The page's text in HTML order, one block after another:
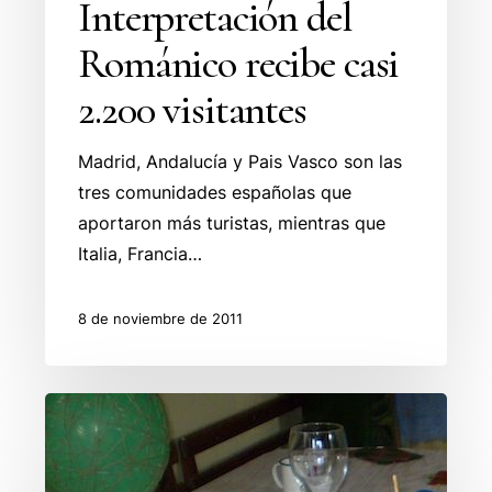
Interpretación del
Románico recibe casi
2.200 visitantes
Madrid, Andalucía y Pais Vasco son las
tres comunidades españolas que
aportaron más turistas, mientras que
Italia, Francia…
8 de noviembre de 2011
Los
Talleres
de